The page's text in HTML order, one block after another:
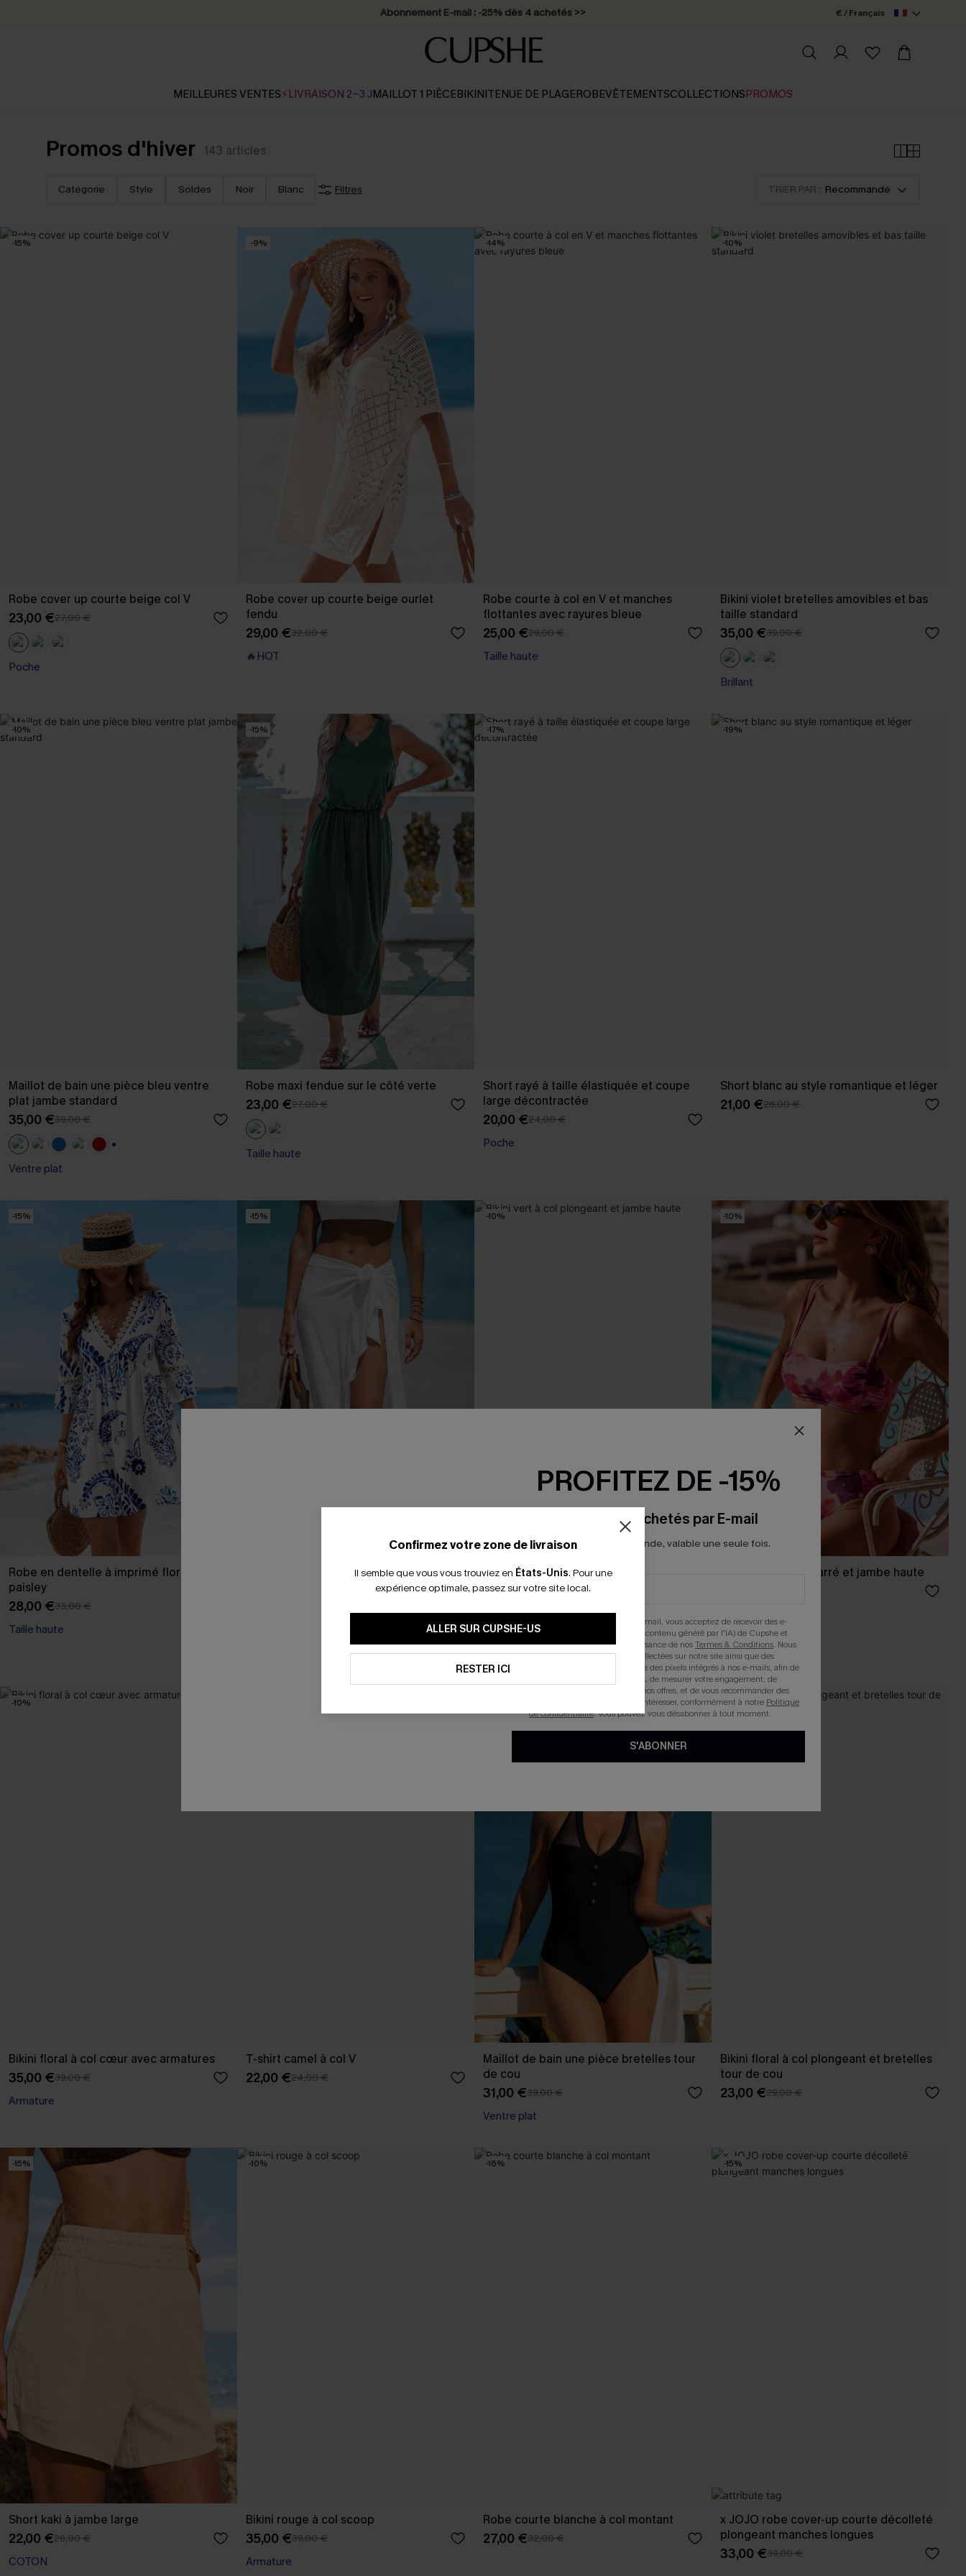
Abonnement E-mail : -25% dès 4 achetés >> € / Français
MEILLEURES VENTES⚡LIVRAISON 2-3 JMAILLOT 1 PIÈCEBIKINITENUE DE PLAGEROBEVÊTEMENTSCOLLECTIONSPROMOS
Promos d'hiver 143 articles
Catégorie Style Soldes Noir Blanc Filtres TRIER PAR : Recommandé
-15%
Robe cover up courte beige col V
23,00 €27,00 €
Poche
-9%
Robe cover up courte beige ourlet
fendu
29,00 €32,00 €
🔥HOT
-14%
Robe courte à col en V et manches
flottantes avec rayures bleue
25,00 €29,00 €
Taille haute
-10%
Bikini violet bretelles amovibles et bas
taille standard
35,00 €39,00 €
Brillant
-10%
Maillot de bain une pièce bleu ventre
plat jambe standard
35,00 €39,00 €
Ventre plat
-15%
Robe maxi fendue sur le côté verte
23,00 €27,00 €
Taille haute
-17%
Short rayé à taille élastiquée et coupe
large décontractée
20,00 €24,00 €
Poche
-19%
Short blanc au style romantique et léger
21,00 €26,00 €
-15%
Robe en dentelle à imprimé floral
paisley
28,00 €33,00 €
Taille haute
-15%
Paréo cover up maxi à volants
-10%
Bikini vert à col plongeant et jambe
haute
JACQUARD
-10%
Bikini floral à col carré et jambe haute
-10%
Bikini floral à col cœur avec armatures
35,00 €39,00 €
Armature
T-shirt camel à col V
22,00 €24,00 €
Maillot de bain une pièce bretelles tour
de cou
31,00 €39,00 €
Ventre plat
-21%
Bikini floral à col plongeant et bretelles
tour de cou
23,00 €29,00 €
-15%
Short kaki à jambe large
22,00 €26,00 €
COTON
-10%
Bikini rouge à col scoop
35,00 €39,00 €
Armature
-16%
Robe courte blanche à col montant
27,00 €32,00 €
-15%
x JOJO robe cover-up courte décolleté
plongeant manches longues
33,00 €39,00 €
Confirmez votre zone de livraison
Il semble que vous vous trouviez en États-Unis. Pour une
expérience optimale, passez sur votre site local.
ALLER SUR CUPSHE-US
RESTER ICI
PROFITEZ DE -15%
-15% dès 2 Achetés par E-mail
*Un code par commande, valable une seule fois.
En soumettant votre adresse e-mail, vous acceptez de recevoir des e-
mails marketing (y compris du contenu généré par l'IA) de Cupshe et
reconnaissez avoir pris connaissance de nosTermes & Conditions. Nous
pouvons utiliser les données collectées sur notre site ainsi que des
technologies de suivi, telles que des pixels intégrés à nos e-mails, afin de
savoir si ceux-ci ont été ouverts, de mesurer votre engagement, de
personnaliser nos contenus et nos offres, et de vous recommander des
produits susceptibles de vous intéresser, conformément à notre Politique
de confidentialité. Vous pouvez vous désabonner à tout moment.
S'ABONNER